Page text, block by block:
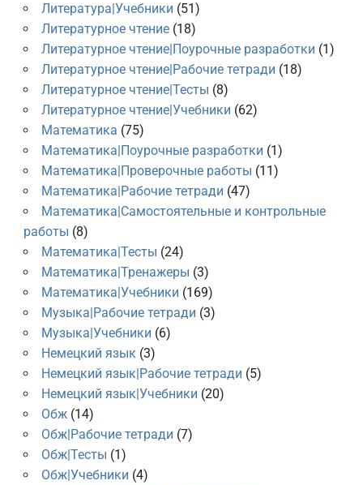
Литература|Учебники (51)
Литературное чтение(18)
Литературное чтение|Поурочные разработки (1)
Литературное чтение|Рабочие тетради (18)
Литературное чтение|Тесты (8)
Литературное чтение|Учебники (62)
Математика (75)
Математика|Поурочные разработки (1)
Математика|Проверочные работы (11)
Математика|Рабочие тетради (47)
Математика|Самостоятельные и контрольные
работы (8)
Математика|Тесты (24)
Математика|Тренажеры (3)
Математика|Учебники (169)
Музыка|Рабочие тетради (3)
Музыка|Учебники (6)
Немецкий язык(3)
Немецкий язык|Рабочие тетради (5)
Немецкий язык|Учебники (20)
Обж(14)
Обж|Рабочие тетради (7)
Обж|Тесты (1)
Обж|Учебники (4)